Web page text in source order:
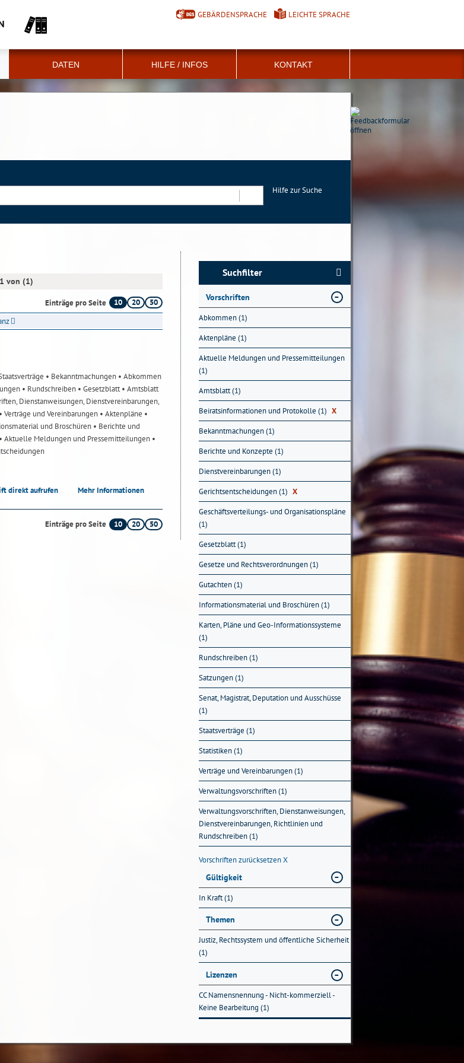
GEBÄRDENSPRACHE LEICHTE SPRACHE
DATEN HILFE / INFOS KONTAKT
Hilfe zur Suche
von (1)
Einträge pro Seite 10 20
50
• Bekanntmachungen • Abkommen
• Rundschreiben • Gesetzblatt• Amtsblatt
Dienstanweisungen, Dienstvereinbarungen,
• Verträge und Vereinbarungen • Aktenpläne •
und Broschüren • Berichte und
• Aktuelle Meldungen und Pressemitteilungen •
direkt aufrufen Mehr Informationen
Einträge pro Seite 10 20 50
Suchfilter
Vorschriften
Abkommen (1)
Aktenpläne (1)
Aktuelle Meldungen und Pressemitteilungen
(1)
Amtsblatt (1)
Beiratsinformationen und Protokolle (1) X
Bekanntmachungen (1)
Berichte und Konzepte (1)
Dienstvereinbarungen (1)
Gerichtsentscheidungen (1) X
Geschäftsverteilungs- und Organisationspläne
(1)
Gesetzblatt (1)
Gesetze und Rechtsverordnungen (1)
Gutachten (1)
Informationsmaterial und Broschüren (1)
Karten, Pläne und Geo-Informationssysteme
(1)
Rundschreiben (1)
Satzungen (1)
Senat, Magistrat, Deputation und Ausschüsse
(1)
Staatsverträge (1)
Statistiken (1)
Verträge und Vereinbarungen (1)
Verwaltungsvorschriften (1)
Verwaltungsvorschriften, Dienstanweisungen,
Dienstvereinbarungen, Richtlinien und
Rundschreiben (1)
Vorschriften zurücksetzenX
Gültigkeit
In Kraft (1)
Themen
Justiz, Rechtssystem und öffentliche Sicherheit
(1)
Lizenzen
CC Namensnennung - Nicht-kommerziell -
Keine Bearbeitung (1)